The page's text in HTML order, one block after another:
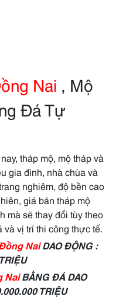
Nai , Mộ
Đá Tự
tháp mộ, mộ tháp và
gia đình, nhà chùa và
nghiêm, độ bền cao
giá bán tháp mộ
mà sẽ thay đổi tùy theo
vị trí thi công thực tế.
NaiDAO ĐỘNG :
NaiBẰNG ĐÁ DAO
TRIỆU